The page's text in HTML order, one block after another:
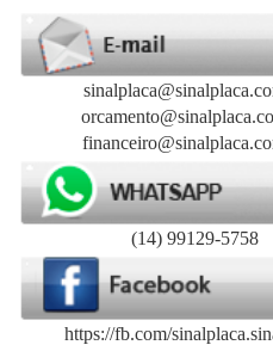
(14) 99129-5758
https://fb.com/